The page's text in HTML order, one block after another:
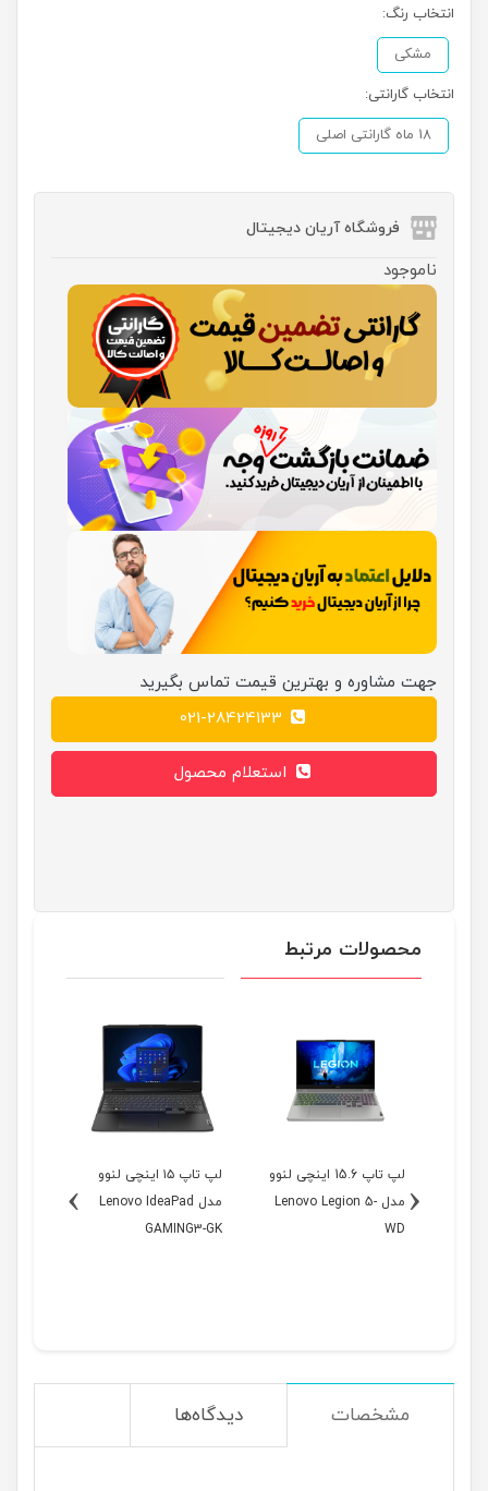
انتخاب رنگ:
مشکی
انتخاب گارانتی:
18 ماه گارانتی اصلی
فروشگاه آریان دیجیتال
ناموجود
جهت مشاوره و بهترین قیمت تماس بگیرید
محصولات مرتبط
لپ تاپ 15.6 اینچی لنوو
مدل Lenovo Legion 5-
WD
لپ تاپ ۱۵ اینچی لنوو
مدل Lenovo IdeaPad
GAMING3-GK
‹
›
مشخصات دیدگاه‌ها